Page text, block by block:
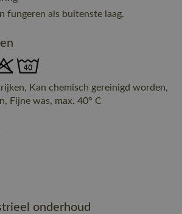
fungeren als buitenste laag.
Kan chemisch gereinigd worden,
Fijne was, max. 40° C
onderhoud